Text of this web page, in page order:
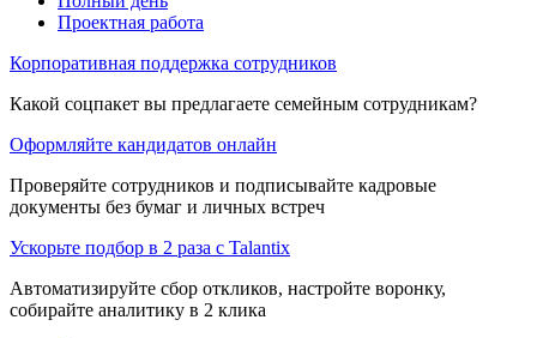
Проектная работа
Корпоративная поддержка сотрудников
Какой соцпакет вы предлагаете семейным сотрудникам?
Оформляйте кандидатов онлайн
Проверяйте сотрудников и подписывайте кадровые
документы без бумаг и личных встреч
Ускорьте подбор в 2 раза с Talantix
Автоматизируйте сбор откликов, настройте воронку,
собирайте аналитику в 2 клика